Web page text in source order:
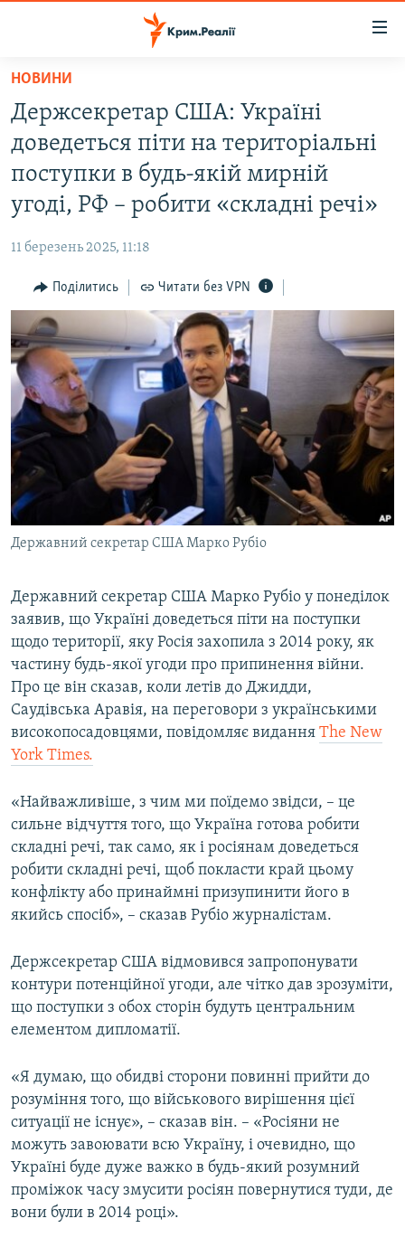
Перейти
основного
матеріалу
до
основної
Перейти
пошуку
ВОДА.КРИМ
ПОЛІТИКА
ПОГЛЯД
ІНТЕРВ'Ю
ВСЕ ЗА ДЕНЬ
СПЕЦПРОЕКТИ
ДЕПОРТАЦІЯ
ВІДЕОУРОКИ «ELIFBE»
СВІДЧЕННЯ ОКУПАЦІЇ
УКРАЇНСЬКА ПРОБЛЕМА КРИМУ
ЯК ОБІЙТИ БЛОКУВАННЯ
Русский
Qırımtatar
ДОЛУЧАЙСЯ!
Усі сайти RFE/RL
НОВИНИ
Держсекретар США: Україні
доведеться піти на територіальні
поступки в будь-якій мирній
угоді, РФ – робити «складні речі»
11 березень 2025, 11:18
Поділитись Читати без VPN
Державний секретар США Марко Рубіо
Державний секретар США Марко Рубіо у понеділок
заявив, що Україні доведеться піти на поступки
щодо території, яку Росія захопила з 2014 року, як
частину будь-якої угоди про припинення війни.
Про це він сказав, коли летів до Джидди,
Саудівська Аравія, на переговори з українськими
високопосадовцями, повідомляє видання The New
York Times.
«Найважливіше, з чим ми поїдемо звідси, – це
сильне відчуття того, що Україна готова робити
складні речі, так само, як і росіянам доведеться
робити складні речі, щоб покласти край цьому
конфлікту або принаймні призупинити його в
якийсь спосіб», – сказав Рубіо журналістам.
Держсекретар США відмовився запропонувати
контури потенційної угоди, але чітко дав зрозуміти,
що поступки з обох сторін будуть центральним
елементом дипломатії.
«Я думаю, що обидві сторони повинні прийти до
розуміння того, що військового вирішення цієї
ситуації не існує», – сказав він. – «Росіяни не
можуть завоювати всю Україну, і очевидно, що
Україні буде дуже важко в будь-який розумний
проміжок часу змусити росіян повернутися туди, де
вони були в 2014 році».